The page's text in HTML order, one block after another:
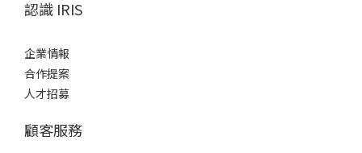
認識 IRIS
企業情報
合作提案
人才招募
顧客服務